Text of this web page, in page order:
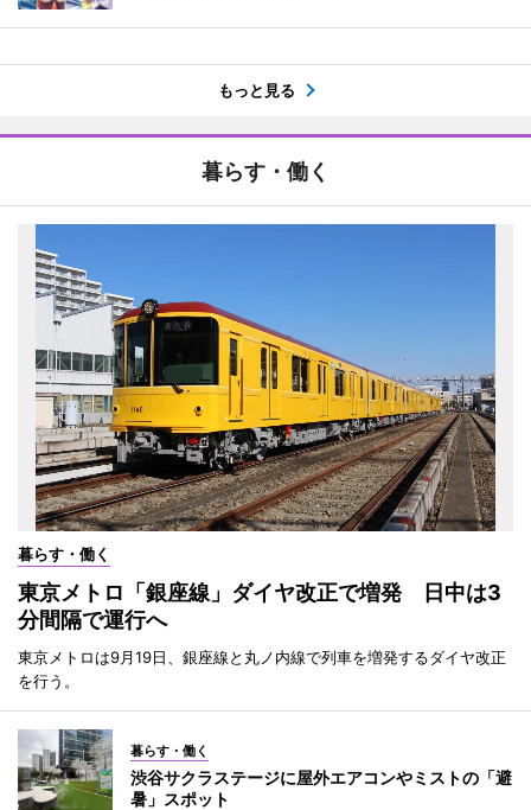
もっと見る
暮らす・働く
暮らす・働く
東京メトロ「銀座線」ダイヤ改正で増発 日中は3
分間隔で運行へ
東京メトロは9月19日、銀座線と丸ノ内線で列車を増発するダイヤ改正
を行う。
暮らす・働く
渋谷サクラステージに屋外エアコンやミストの「避
暑」スポット